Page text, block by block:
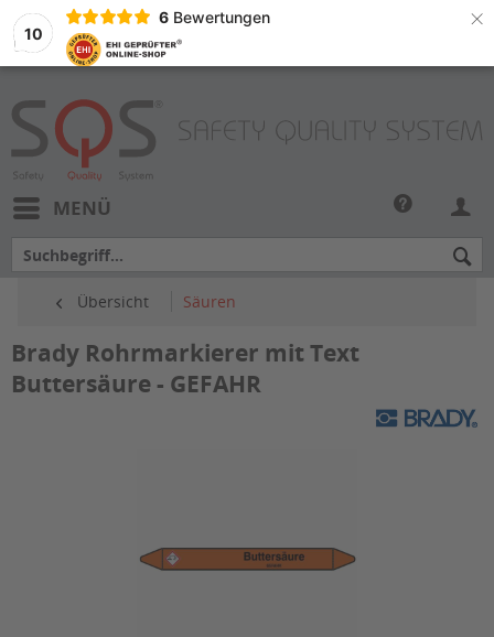
10
6 Bewertungen ×
MENÜ
Übersicht Säuren
Brady Rohrmarkierer mit Text
Buttersäure - GEFAHR